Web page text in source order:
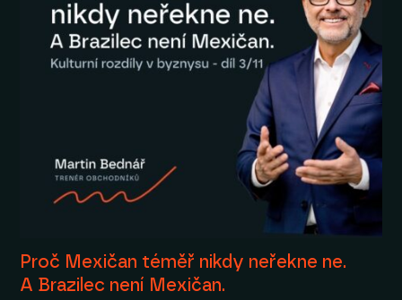
Proč Mexičan téměř nikdy neřekne ne.
A Brazilec není Mexičan.